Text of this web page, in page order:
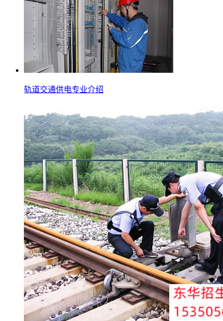
轨道交通供电专业介绍